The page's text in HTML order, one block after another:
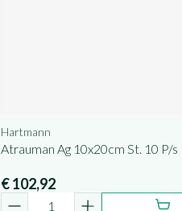
Hartmann
Atrauman Ag 10x20cm St. 10 P/s
€ 102,92